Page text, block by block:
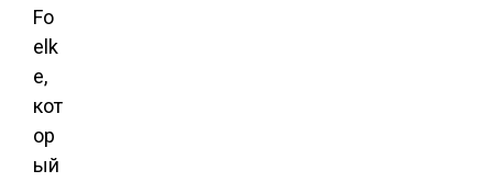
Fo
elk
e,
кот
ор
ый